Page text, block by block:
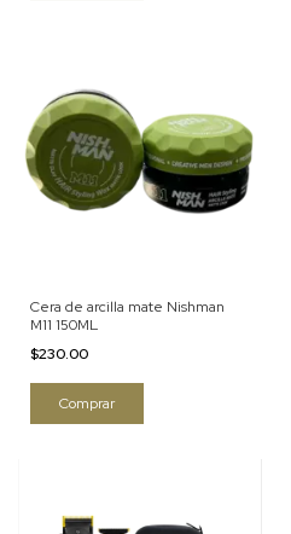
Cera de arcilla mate Nishman
M11 150ML
$230.00